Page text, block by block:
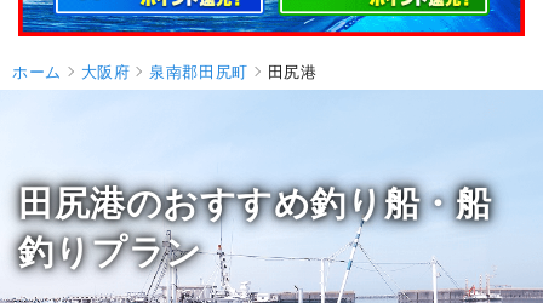
ホーム 大阪府 泉南郡田尻町 田尻港
田尻港のおすすめ釣り船・船
釣りプラン